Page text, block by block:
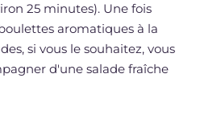
25 minutes). Une fois
aromatiques à la
si vous le souhaitez, vous
d'une salade fraîche